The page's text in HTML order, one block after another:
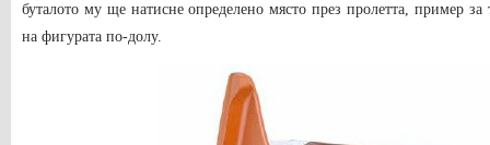
буталото му ще натисне определено място през пролетта, пример за
на фигурата по-долу.